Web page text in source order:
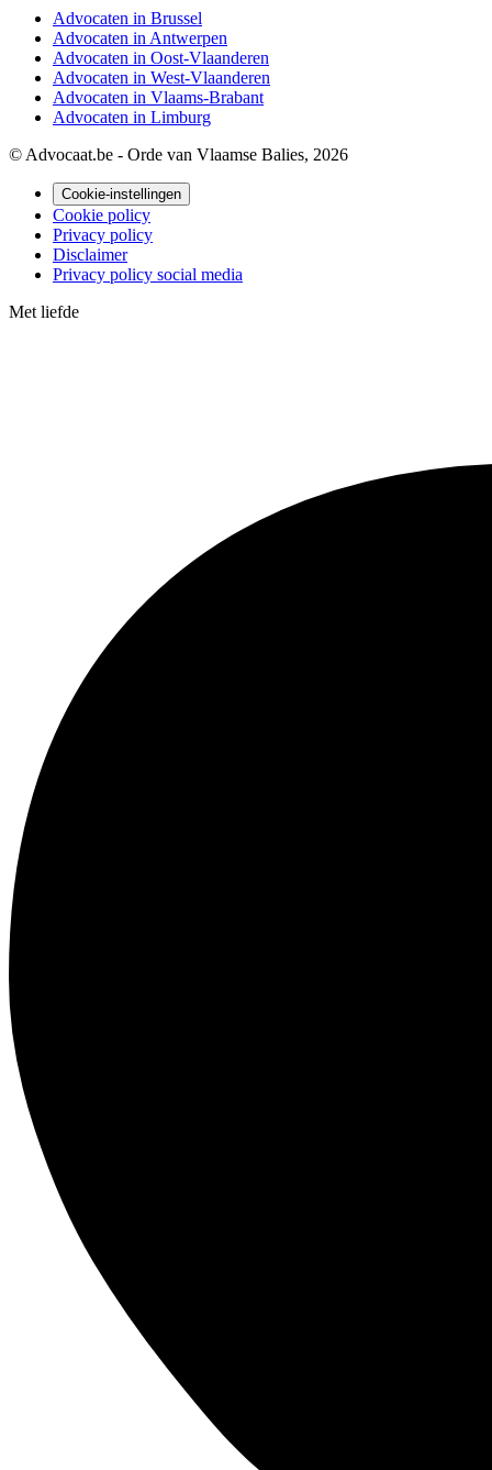
Advocaten in Brussel
Advocaten in Antwerpen
Advocaten in Oost-Vlaanderen
Advocaten in West-Vlaanderen
Advocaten in Vlaams-Brabant
Advocaten in Limburg
© Advocaat.be - Orde van Vlaamse Balies, 2026
Cookie-instellingen
Cookie policy
Privacy policy
Disclaimer
Privacy policy social media
Met liefde